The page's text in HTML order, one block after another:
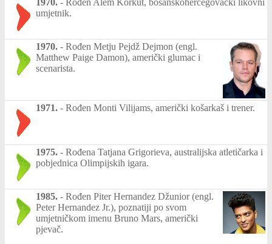
1970. - Rođen Alem Korkut, bosanskohercegovački likovni
umjetnik.
1970. - Rođen Metju Pejdž Dejmon (engl.
Matthew Paige Damon), američki glumac i
scenarista.
1971. - Rođen Monti Vilijams, američki košarkaš i trener.
1975. - Rođena Tatjana Grigorieva, australijska atletičarka i
pobjednica Olimpijskih igara.
1985. - Rođen Piter Hernandez Džunior (engl.
Peter Hernandez Jr.), poznatiji po svom
umjetničkom imenu Bruno Mars, američki
pjevač.